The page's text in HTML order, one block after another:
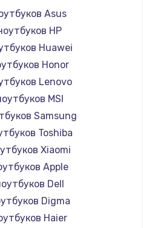
Asus
HP
Huawei
Honor
Lenovo
MSI
Samsung
Toshiba
Xiaomi
Apple
Dell
Digma
Haier